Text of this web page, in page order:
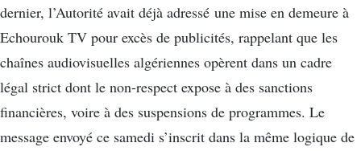
dernier, l’Autorité avait déjà adressé une mise en demeure à
Echourouk TV pour excès de publicités, rappelant que les
chaînes audiovisuelles algériennes opèrent dans un cadre
légal strict dont le non-respect expose à des sanctions
financières, voire à des suspensions de programmes. Le
message envoyé ce samedi s’inscrit dans la même logique de